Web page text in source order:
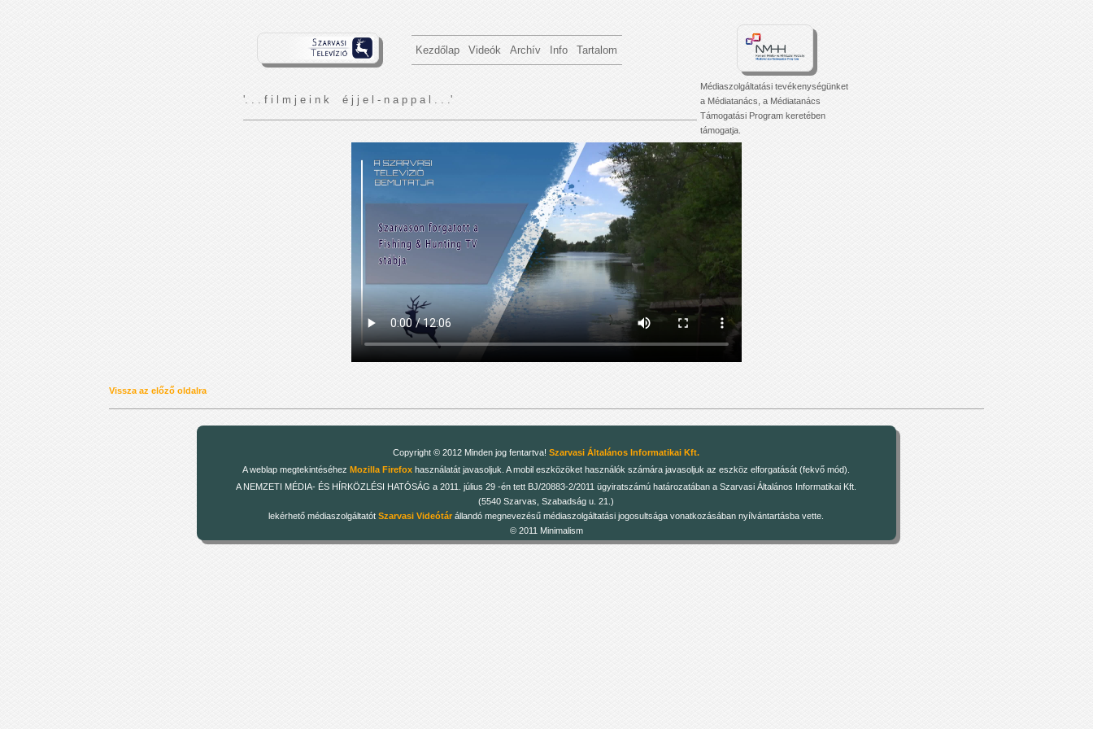
Kezdőlap Videók Archív Info Tartalom
'. . . f i l m j e i n k é j j e l - n a p p a l . . .'
Médiaszolgáltatási tevékenységünket
a Médiatanács, a Médiatanács
Támogatási Program keretében
támogatja.
Vissza az előző oldalra
Copyright © 2012 Minden jog fentartva!Szarvasi Általános Informatikai Kft.
A weblap megtekintéséhezMozilla Firefox használatát javasoljuk. A mobil eszközöket használók számára javasoljuk az eszköz elforgatását (fekvő mód).
A NEMZETI MÉDIA- ÉS HÍRKÖZLÉSI HATÓSÁG a 2011. július 29 -én tett BJ/20883-2/2011 ügyiratszámú határozatában a Szarvasi Általános Informatikai Kft.
(5540 Szarvas, Szabadság u. 21.)
lekérhető médiaszolgáltatótSzarvasi Videótár állandó megnevezésű médiaszolgáltatási jogosultsága vonatkozásában nyílvántartásba vette.
© 2011 Minimalism